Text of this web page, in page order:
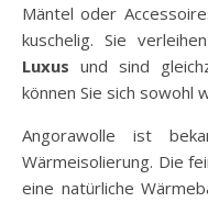
Mäntel oder
kuschelig. Sie
Luxus und sind
können Sie sich sowohl
Angorawolle ist
Wärmeisolierung. Die
eine natürliche